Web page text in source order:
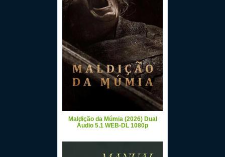
Maldição da Múmia (2026) Dual
Áudio 5.1 WEB-DL 1080p